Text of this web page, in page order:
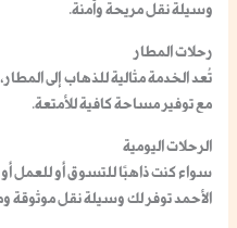
وسيلة نقل مريحة وآمنة.
رحلات المطار
تُعد الخدمة مثالية للذهاب إلى
مع توفير مساحة كافية للأمتعة.
الرحلات اليومية
سواء كنت ذاهبًا للتسوق أو للعمل
الأحمد توفر لك وسيلة نقل موثوقة